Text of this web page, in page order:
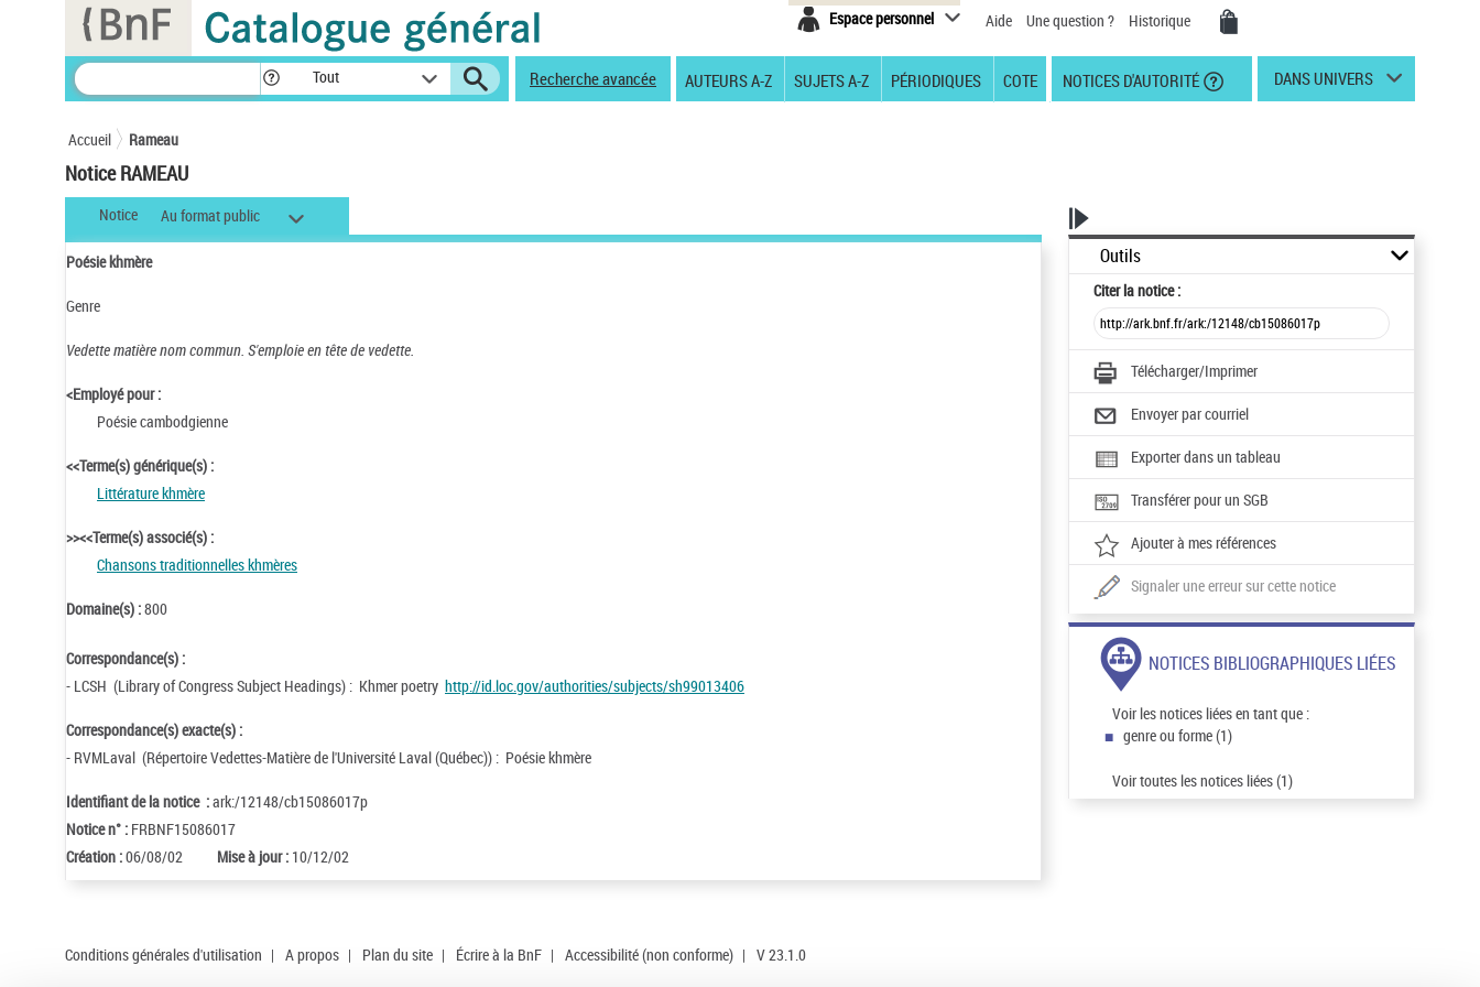
Espace personnel Aide Une question ? Historique
Tout Recherche avancée AUTEURS A-Z SUJETS A-Z PÉRIODIQUES COTE NOTICES D'AUTORITÉ DANS UNIVERS
Accueil Rameau
Notice RAMEAU
Notice Au format public
Poésie khmère
Genre
Vedette matière nom commun. S'emploie en tête de vedette.
<Employé pour :
Poésie cambodgienne
<<Terme(s) générique(s) :
Littérature khmère
>><<Terme(s) associé(s) :
Chansons traditionnelles khmères
Domaine(s) :800
Correspondance(s) :
- LCSH (Library of Congress Subject Headings) : Khmer poetry http://id.loc.gov/authorities/subjects/sh99013406
Correspondance(s) exacte(s) :
- RVMLaval (Répertoire Vedettes-Matière de l'Université Laval (Québec)) : Poésie khmère
Identifiant de la notice :ark:/12148/cb15086017p
Notice n° : FRBNF15086017
Création :06/08/02 Mise à jour : 10/12/02
Outils
Citerla notice :
Télécharger/Imprimer
Envoyer par courriel
Exporter dans un tableau
Transférer pour un SGB
Ajouter à mes références
Signaler une erreur sur cette notice
NOTICES BIBLIOGRAPHIQUES LIÉES
Voir les notices liées en tant que :
genre ou forme (1)
Voir toutes les notices liées (1)
Conditions générales d'utilisation | A propos | Plan du site | Écrire à la BnF | Accessibilité (non conforme) | V 23.1.0
Panneau de gestion des cookies